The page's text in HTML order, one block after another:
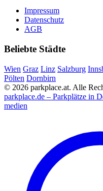
Impressum
Datenschutz
AGB
Beliebte Städte
Wien Graz Linz Salzburg
Pölten Dornbirn
© 2026 parkplace.at. Alle
parkplace.de – Parkplätze in
medien